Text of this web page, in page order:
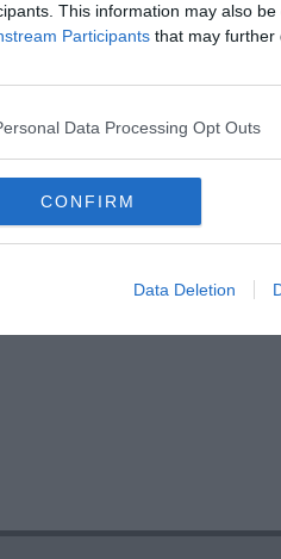
This information may also
Participants that may further
Data Processing Opt Outs
CONFIRM
Data Deletion
muore in ospedale
nel rullo
in ospedale